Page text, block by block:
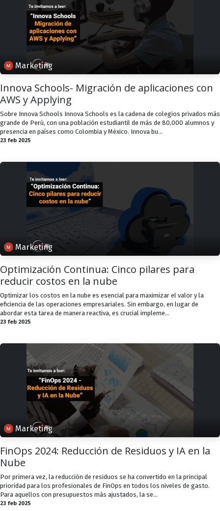
Marketing
Innova Schools- Migración de aplicaciones con
AWS y Applying
Sobre Innova Schools Innova Schools es la cadena de colegios privados más
grande de Perú, con una población estudiantil de más de 80,000 alumnos y
presencia en países como Colombia y México. Innova bu...
23 feb 2025
Marketing
Optimización Continua: Cinco pilares para
reducir costos en la nube
Optimizar los costos en la nube es esencial para maximizar el valor y la
eficiencia de las operaciones empresariales. Sin embargo, en lugar de
abordar esta tarea de manera reactiva, es crucial impleme...
23 feb 2025
Marketing
FinOps 2024: Reducción de Residuos y IA en la
Nube
Por primera vez, la reducción de residuos se ha convertido en la principal
prioridad para los profesionales de FinOps en todos los niveles de gasto.
Para aquellos con presupuestos más ajustados, la se...
23 feb 2025